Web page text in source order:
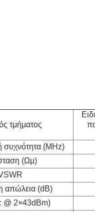
τμήματος
συχνότητα (MHz)
(Ωμ)
απώλεια (dB)
@ 2×43dBm)